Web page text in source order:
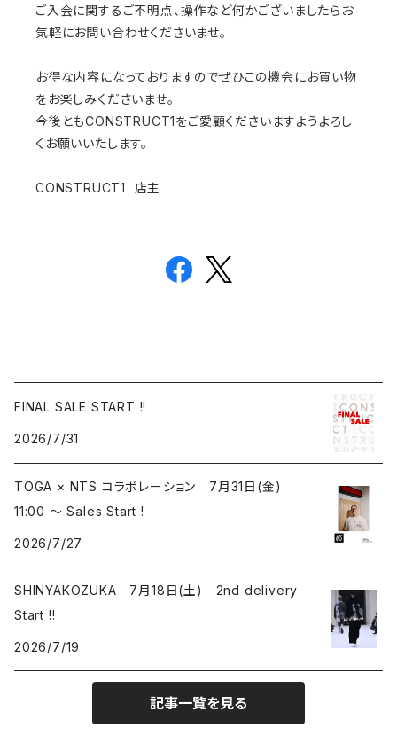
ご入会に関するご不明点、操作など何かございましたらお
気軽にお問い合わせくださいませ。
お得な内容になっておりますのでぜひこの機会にお買い物
をお楽しみくださいませ。
今後ともCONSTRUCT1をご愛顧くださいますようよろし
くお願いいたします。
CONSTRUCT1 店主
FINAL SALE START !!
2026/7/31
TOGA × NTS コラボレーション 7月31日(金)
11:00 ～ Sales Start !
2026/7/27
SHINYAKOZUKA 7月18日(土) 2nd delivery
Start !!
2026/7/19
記事一覧を見る